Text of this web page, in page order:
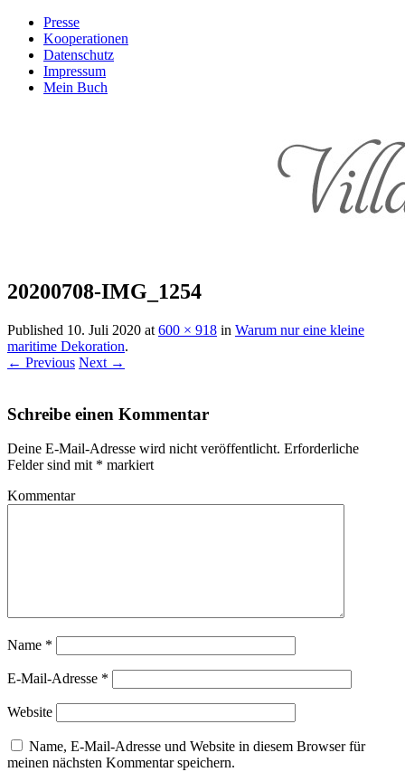
Presse
Kooperationen
Datenschutz
Impressum
Mein Buch
20200708-IMG_1254
Published 10. Juli 2020 at 600 × 918 in Warum nur eine kleine
maritime Dekoration.
← Previous Next →
Schreibe einen Kommentar
Deine E-Mail-Adresse wird nicht veröffentlicht. Erforderliche
Felder sind mit * markiert
Kommentar
Name *
E-Mail-Adresse *
Website
Name, E-Mail-Adresse und Website in diesem Browser für
meinen nächsten Kommentar speichern.